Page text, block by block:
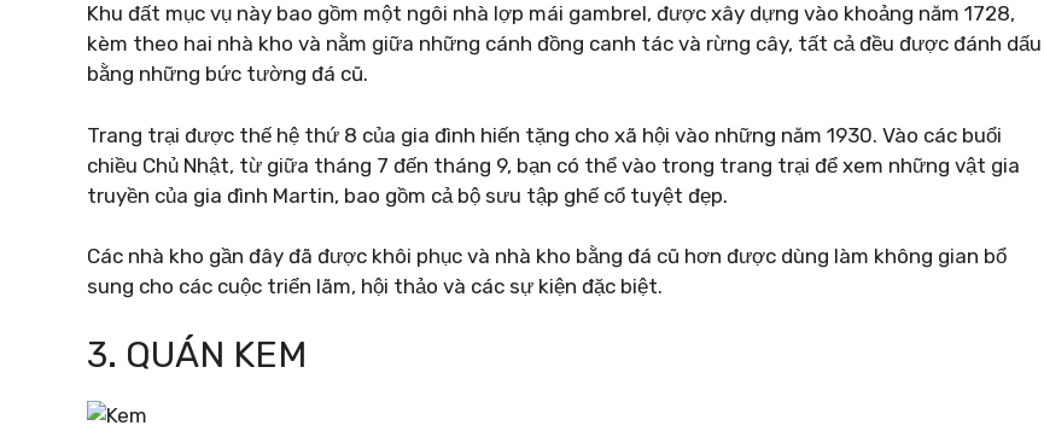
Khu đất mục vụ này bao gồm một ngôi nhà lợp mái gambrel, được xây dựng vào khoảng năm 1728,
kèm theo hai nhà kho và nằm giữa những cánh đồng canh tác và rừng cây, tất cả đều được đánh dấu
bằng những bức tường đá cũ.
Trang trại được thế hệ thứ 8 của gia đình hiến tặng cho xã hội vào những năm 1930. Vào các buổi
chiều Chủ Nhật, từ giữa tháng 7 đến tháng 9, bạn có thể vào trong trang trại để xem những vật gia
truyền của gia đình Martin, bao gồm cả bộ sưu tập ghế cổ tuyệt đẹp.
Các nhà kho gần đây đã được khôi phục và nhà kho bằng đá cũ hơn được dùng làm không gian bổ
sung cho các cuộc triển lãm, hội thảo và các sự kiện đặc biệt.
3. QUÁN KEM